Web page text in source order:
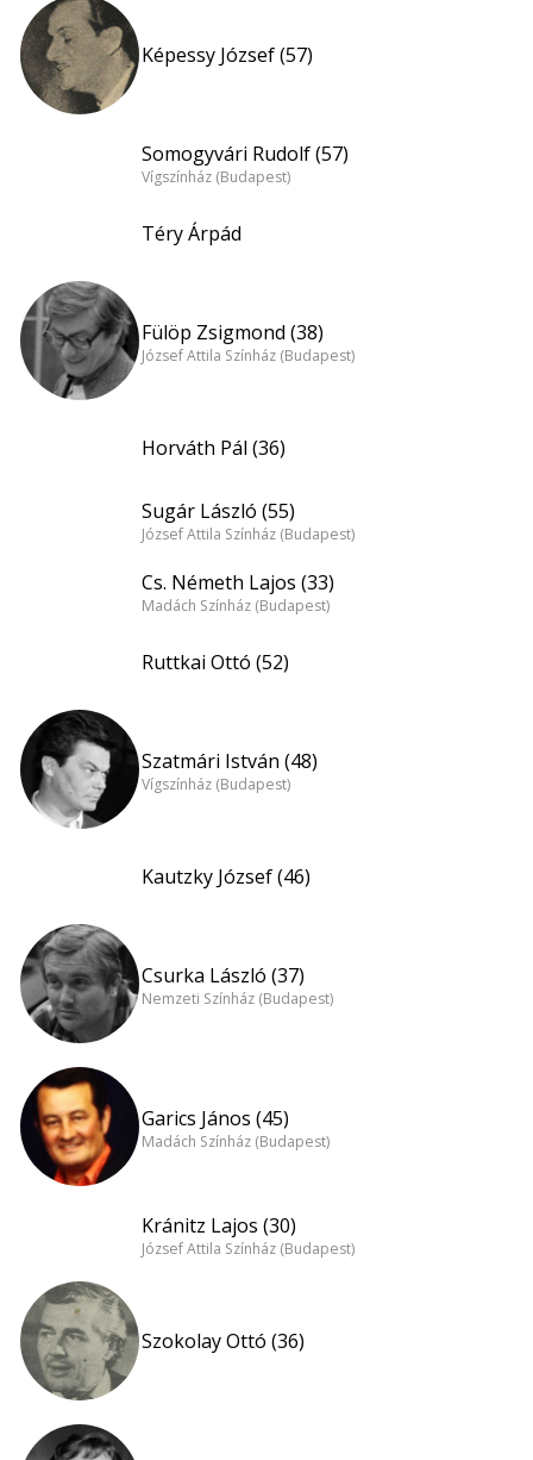
Képessy József (57)
Somogyvári Rudolf (57)
Vígszínház (Budapest)
Téry Árpád
Fülöp Zsigmond (38)
József Attila Színház (Budapest)
Horváth Pál (36)
Sugár László (55)
József Attila Színház (Budapest)
Cs. Németh Lajos (33)
Madách Színház (Budapest)
Ruttkai Ottó (52)
Szatmári István (48)
Vígszínház (Budapest)
Kautzky József (46)
Csurka László (37)
Nemzeti Színház (Budapest)
Garics János (45)
Madách Színház (Budapest)
Kránitz Lajos (30)
József Attila Színház (Budapest)
Szokolay Ottó (36)